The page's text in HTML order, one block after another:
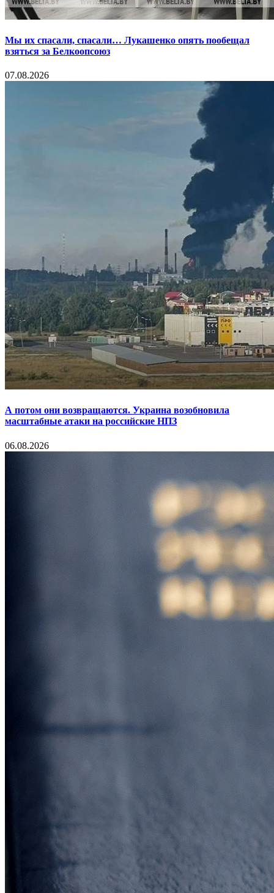
Мы их спасали, спасали… Лукашенко опять пообещал
взяться за Белкоопсоюз
07.08.2026
А потом они возвращаются. Украина возобновила
масштабные атаки на российские НПЗ
06.08.2026